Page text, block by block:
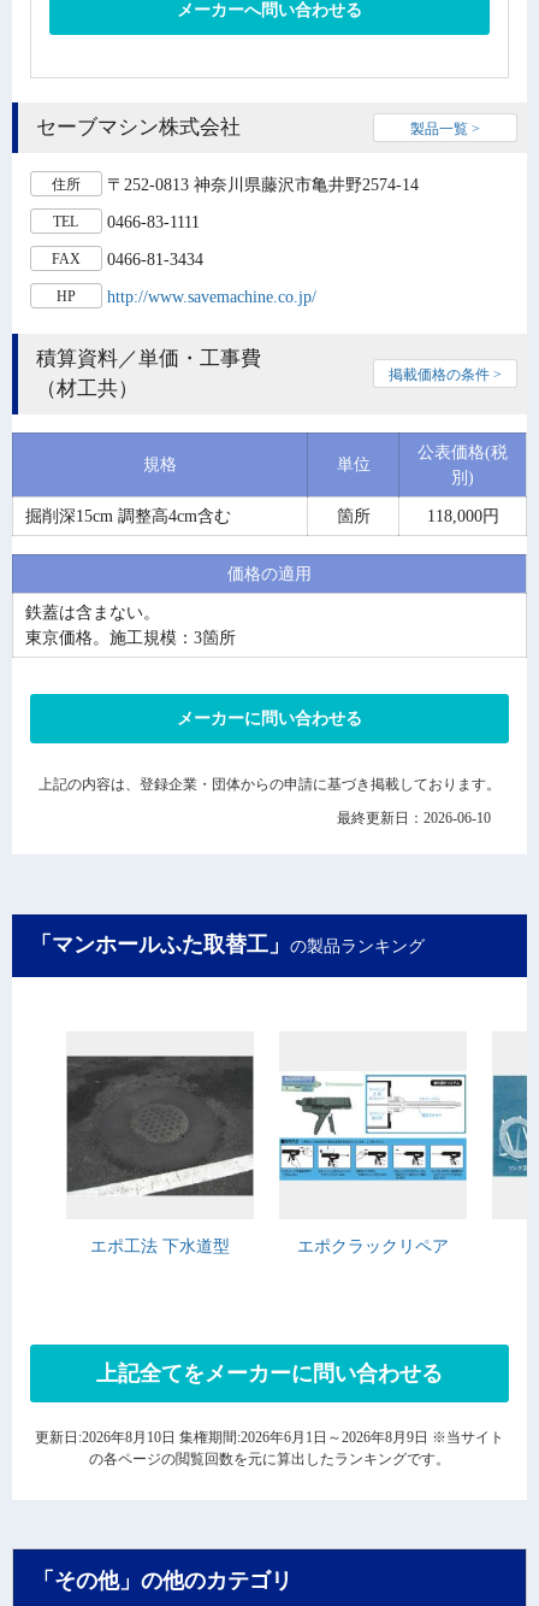
メーカーへ問い合わせる
セーブマシン株式会社 製品一覧 >
住所 〒252-0813 神奈川県藤沢市亀井野2574-14
TEL 0466-83-1111
FAX 0466-81-3434
HP http://www.savemachine.co.jp/
積算資料／単価・工事費
（材工共）
掲載価格の条件 >
規格 単位
公表価格(税
別)
掘削深15cm 調整高4cm含む
箇所 118,000円
価格の適用
鉄蓋は含まない。
東京価格。施工規模：3箇所
メーカーに問い合わせる
上記の内容は、登録企業・団体からの申請に基づき掲載しております。
最終更新日：2026-06-10
「マンホールふた取替工」 の製品ランキング
エポ工法 下水道型 エポクラックリペア
上記全てをメーカーに問い合わせる
更新日:2026年8月10日 集権期間:2026年6月1日～2026年8月9日 ※当サイト
の各ページの閲覧回数を元に算出したランキングです。
「その他」の他のカテゴリ